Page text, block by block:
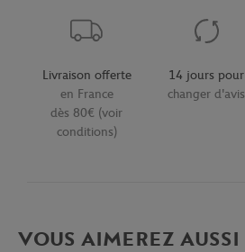
Livraison offerte
en France
dès 80€ (voir
conditions)
14 jours pour
changer d'avis
VOUS AIMEREZ AUSSI